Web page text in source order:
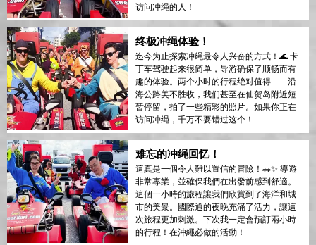
访问冲绳的人！
终极冲绳体验！
迄今为止探索冲绳最令人兴奋的方式！🌊 卡
丁车驾驶起来很简单，导游确保了顺畅而有
趣的体验。两个小时的行程绝对值得——沿
海公路美不胜收，我们甚至在仙贺岛附近短
暂停留，拍了一些精彩的照片。如果你正在
访问冲绳，千万不要错过这个！
难忘的冲绳回忆！
這真是一個令人難以置信的冒險！🚗✨ 導遊
非常專業，並確保我們在出發前感到舒適。
這個一小時的旅程讓我們欣賞到了海洋和城
市的美景。國際通的夜晚充滿了活力，讓這
次旅程更加刺激。下次我一定會預訂兩小時
的行程！在沖繩必做的活動！